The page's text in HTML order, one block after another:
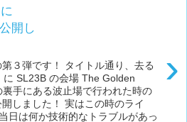
開し
›
３弾です！ タイトル通り、去る
に SL23B の会場 The Golden
手にある波止場で行われた時の
しました！ 実はこの時のライ
日は何か技術的なトラブルがあっ